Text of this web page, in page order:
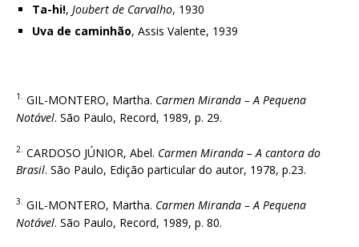
Ta-hi!, Joubert de Carvalho, 1930
Uva de caminhão, Assis Valente, 1939
1. GIL-MONTERO, Martha. Carmen Miranda – A Pequena
Notável. São Paulo, Record, 1989, p. 29.
2. CARDOSO JÚNIOR, Abel. Carmen Miranda – A cantora do
Brasil. São Paulo, Edição particular do autor, 1978, p.23.
3. GIL-MONTERO, Martha. Carmen Miranda – A Pequena
Notável. São Paulo, Record, 1989, p. 80.